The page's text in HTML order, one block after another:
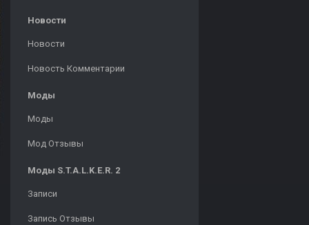
Новости
Новости
Новость Комментарии
Моды
Моды
Мод Отзывы
Моды S.T.A.L.K.E.R. 2
Записи
Запись Отзывы